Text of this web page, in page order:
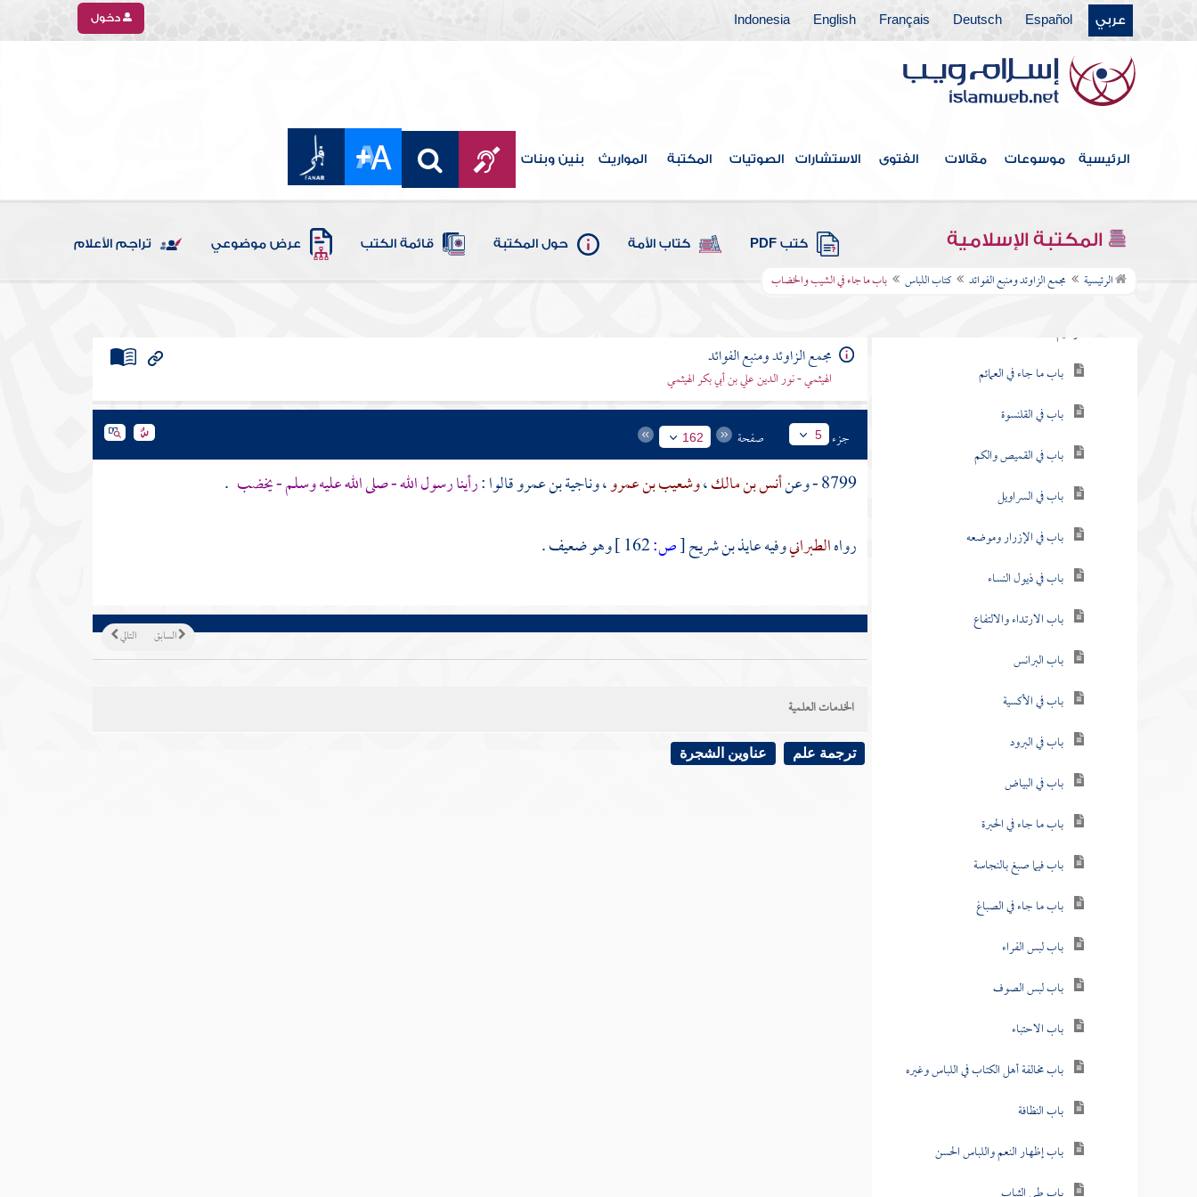
عربي Español
Deutsch
Français
English
Indonesia دخول
الرئيسية موسوعات مقالات الفتوى الاستشارات الصوتيات المكتبة المواريث بنين وبنات
المكتبة الإسلامية كتب PDF كتاب الأمة حول المكتبة قائمة الكتب عرض موضوعي تراجم الأعلام
الرئيسية مجمع الزاوئد ومنبع الفوائد كتاب اللباس باب ما جاء في الشيب والخضاب
كتاب العتق
كتاب النكاح
كتاب الطلاق
كتاب الأطعمة
كتاب الأشربة
كتاب الطب
كتاب اللباس
الرحيم
باب ما جاء في العمائم
باب في القلنسوة
باب في القميص والكم
باب في السراويل
باب في الإزرار وموضعه
باب في ذيول النساء
باب الارتداء والالتفاع
باب البرانس
باب في الأكسية
باب في البرود
باب في البياض
باب ما جاء في الحبرة
باب فيما صبغ بالنجاسة
باب ما جاء في الصباغ
باب لبس الفراء
باب لبس الصوف
باب الاحتباء
باب مخالفة أهل الكتاب في اللباس وغيره
باب النظافة
باب إظهار النعم واللباس الحسن
مجمع الزاوئد ومنبع الفوائد
الهيثمي - نور الدين علي بن أبي بكر الهيثمي
جزء 5 صفحة 162
8799 - وعن أنس بن مالك،وشعيب بن عمرو،وناجية بن عمروقالوا :رأينا رسول الله - صلى الله عليه وسلم - يخضب .
رواهالطبرانيوفيهعايذ بن شريح[ص: وهو ضعيف .
التالي السابق
الخدمات العلمية
ترجمة علم عناوين الشجرة